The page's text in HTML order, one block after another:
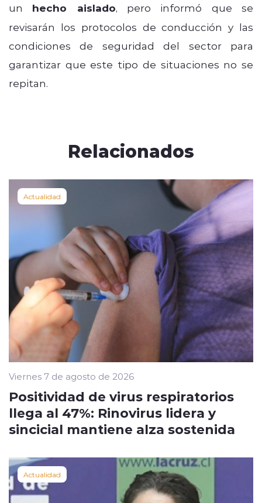
un hecho aislado, pero informó que se
revisarán los protocolos de conducción y las
condiciones de seguridad del sector para
garantizar que este tipo de situaciones no se
repitan.
Relacionados
Actualidad
Viernes 7 de agosto de 2026
Positividad de virus respiratorios
llega al 47%: Rinovirus lidera y
sincicial mantiene alza sostenida
Actualidad